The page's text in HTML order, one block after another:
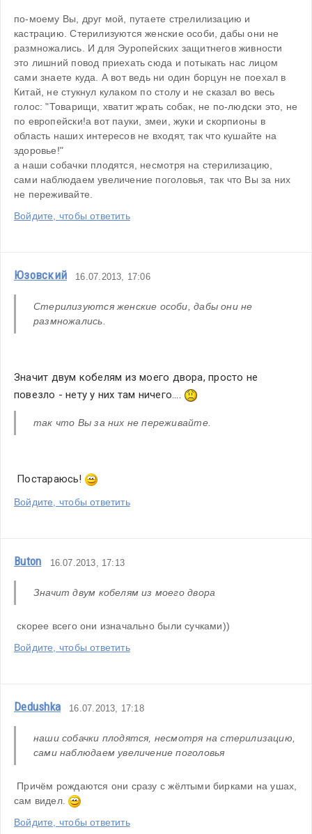
по-моему Вы, друг мой, путаете стрелилизацию и
кастрацию. Стерилизуются женские особи, дабы они не
размножались. И для Эуропейских защитнегов живности
это лишний повод приехать сюда и потыкать нас лицом
сами знаете куда. А вот ведь ни один борцун не поехал в
Китай, не стукнул кулаком по столу и не сказал во весь
голос: "Товарищи, хватит жрать собак, не по-людски это, не
по европейски!а вот пауки, змеи, жуки и скорпионы в
область наших интересов не входят, так что кушайте на
здоровье!"
а наши собачки плодятся, несмотря на стерилизацию,
сами наблюдаем увеличение поголовья, так что Вы за них
не переживайте.
Войдите, чтобы ответить
Юзовский 16.07.2013, 17:06
Стерилизуются женские особи, дабы они не
размножались.
Значит двум кобелям из моего двора, просто не
повезло - нету у них там ничего....
так что Вы за них не переживайте.
Постараюсь!
Войдите, чтобы ответить
Buton 16.07.2013, 17:13
Значит двум кобелям из моего двора
скорее всего они изначально были сучками))
Войдите, чтобы ответить
Dedushka 16.07.2013, 17:18
наши собачки плодятся, несмотря на стерилизацию,
сами наблюдаем увеличение поголовья
сам видел.
Войдите, чтобы ответить